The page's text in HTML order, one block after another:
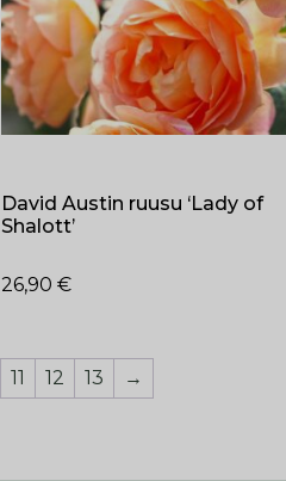
David Austin ruusu ‘Lady of
Shalott’
26,90 €
11 12 13 →